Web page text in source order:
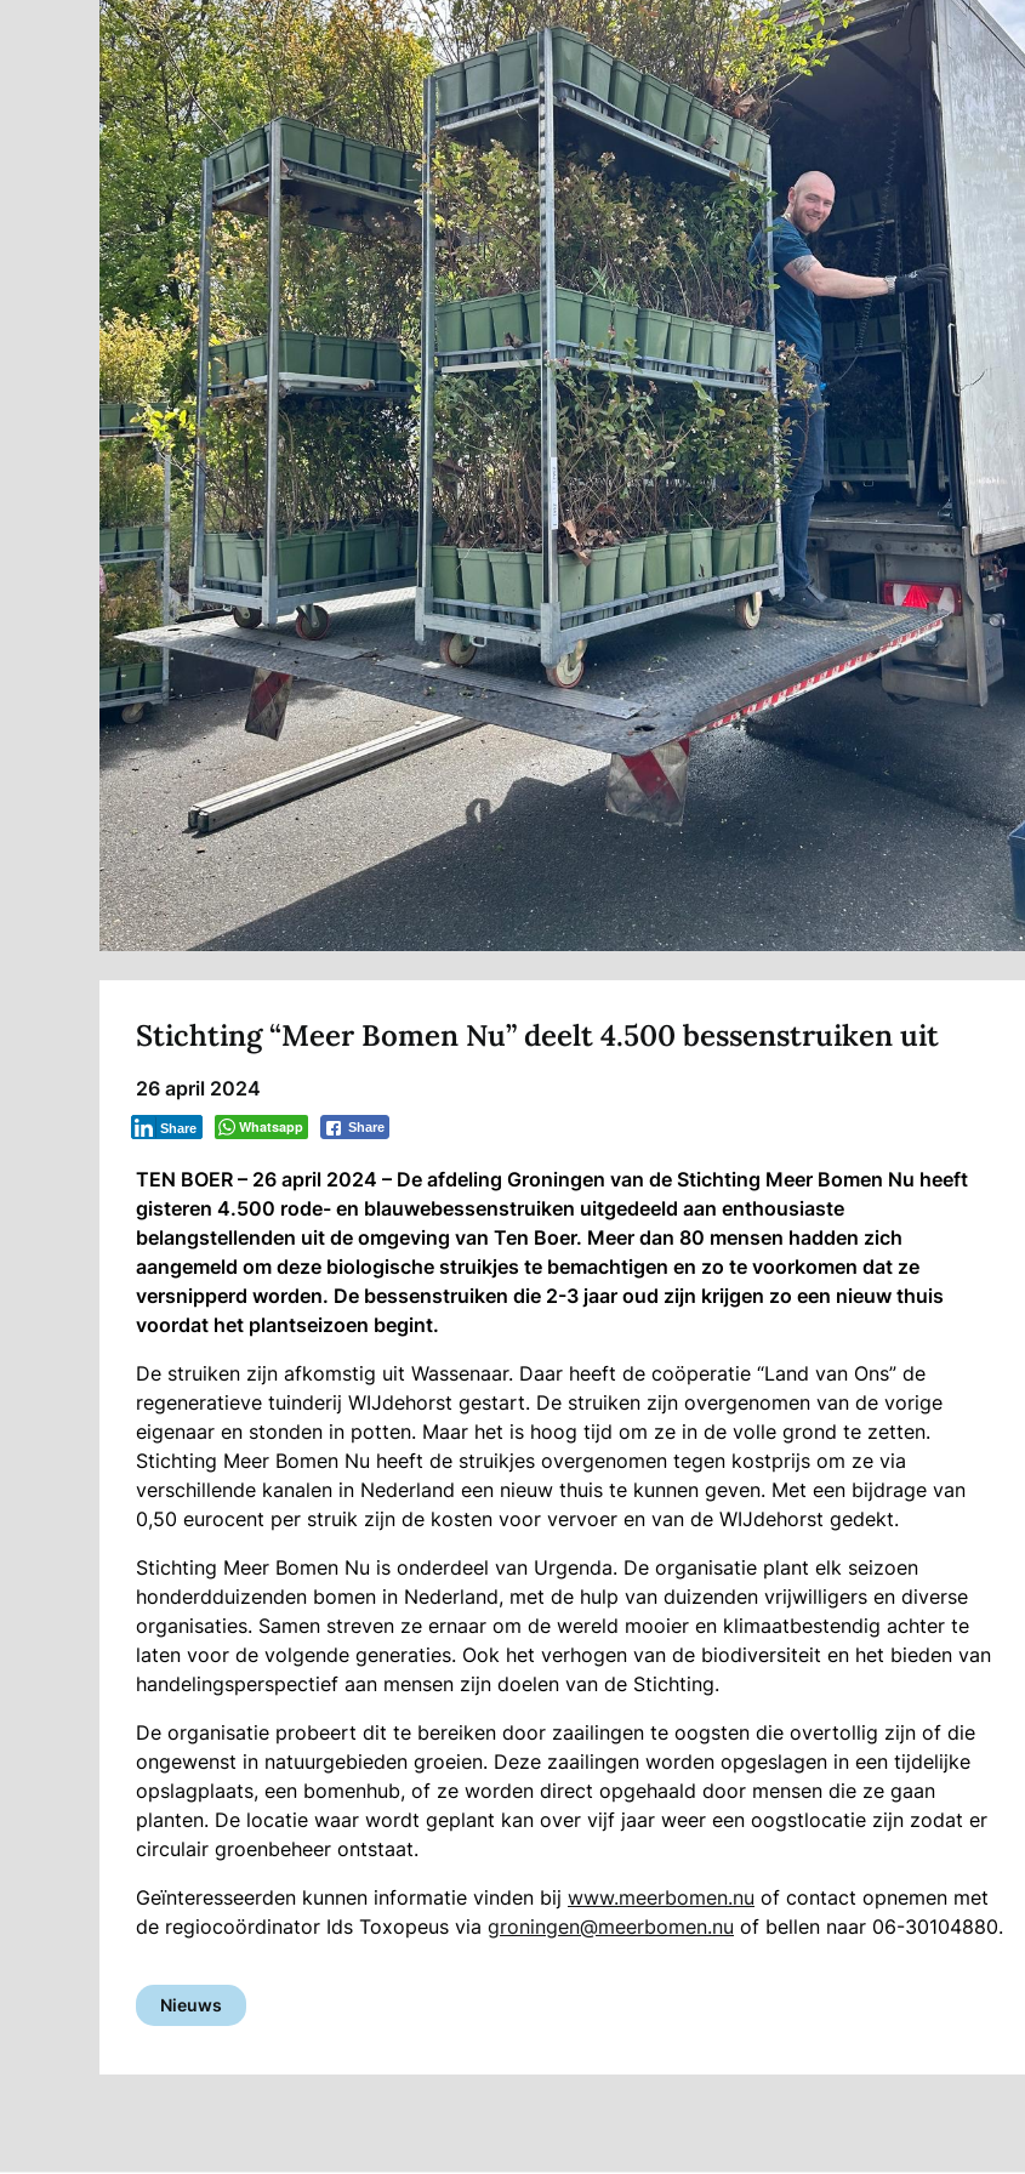
Stichting “Meer Bomen Nu” deelt 4.500 bessenstruiken uit
26 april 2024
Whatsapp Share
Share
TEN BOER – 26 april 2024 – De afdeling Groningen van de Stichting Meer Bomen Nu heeft
gisteren 4.500 rode- en blauwebessenstruiken uitgedeeld aan enthousiaste
belangstellenden uit de omgeving van Ten Boer. Meer dan 80 mensen hadden zich
aangemeld om deze biologische struikjes te bemachtigen en zo te voorkomen dat ze
versnipperd worden. De bessenstruiken die 2-3 jaar oud zijn krijgen zo een nieuw thuis
voordat het plantseizoen begint.
De struiken zijn afkomstig uit Wassenaar. Daar heeft de coöperatie “Land van Ons” de
regeneratieve tuinderij WIJdehorst gestart. De struiken zijn overgenomen van de vorige
eigenaar en stonden in potten. Maar het is hoog tijd om ze in de volle grond te zetten.
Stichting Meer Bomen Nu heeft de struikjes overgenomen tegen kostprijs om ze via
verschillende kanalen in Nederland een nieuw thuis te kunnen geven. Met een bijdrage van
0,50 eurocent per struik zijn de kosten voor vervoer en van de WIJdehorst gedekt.
Stichting Meer Bomen Nu is onderdeel van Urgenda. De organisatie plant elk seizoen
honderdduizenden bomen in Nederland, met de hulp van duizenden vrijwilligers en diverse
organisaties. Samen streven ze ernaar om de wereld mooier en klimaatbestendig achter te
laten voor de volgende generaties. Ook het verhogen van de biodiversiteit en het bieden van
handelingsperspectief aan mensen zijn doelen van de Stichting.
De organisatie probeert dit te bereiken door zaailingen te oogsten die overtollig zijn of die
ongewenst in natuurgebieden groeien. Deze zaailingen worden opgeslagen in een tijdelijke
opslagplaats, een bomenhub, of ze worden direct opgehaald door mensen die ze gaan
planten. De locatie waar wordt geplant kan over vijf jaar weer een oogstlocatie zijn zodat er
circulair groenbeheer ontstaat.
Geïnteresseerden kunnen informatie vinden bij www.meerbomen.nu of contact opnemen met
de regiocoördinator Ids Toxopeus via groningen@meerbomen.nu of bellen naar 06-30104880.
Nieuws